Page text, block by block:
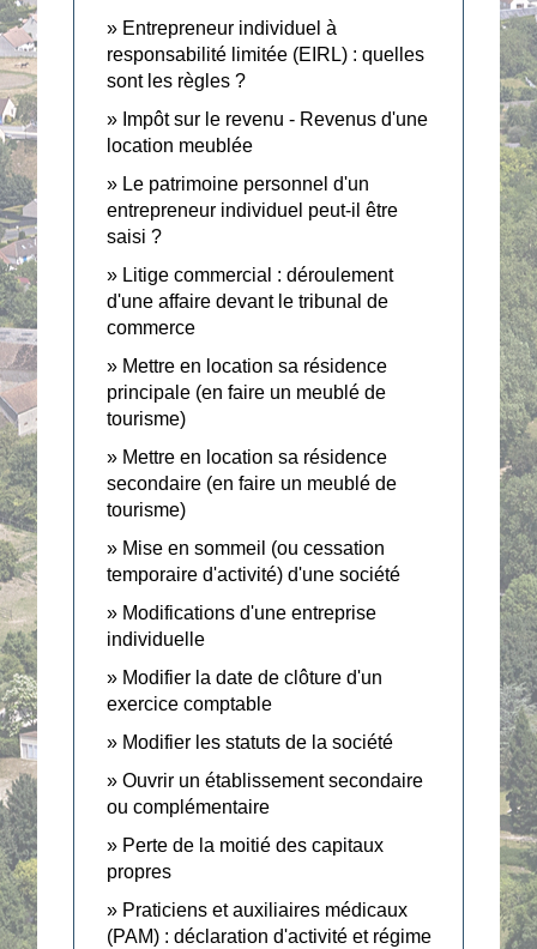
Entrepreneur individuel à
responsabilité limitée (EIRL) : quelles
sont les règles ?
Impôt sur le revenu - Revenus d'une
location meublée
Le patrimoine personnel d'un
entrepreneur individuel peut-il être
saisi ?
Litige commercial : déroulement
d'une affaire devant le tribunal de
commerce
Mettre en location sa résidence
principale (en faire un meublé de
tourisme)
Mettre en location sa résidence
secondaire (en faire un meublé de
tourisme)
Mise en sommeil (ou cessation
temporaire d'activité) d'une société
Modifications d'une entreprise
individuelle
Modifier la date de clôture d'un
exercice comptable
Modifier les statuts de la société
Ouvrir un établissement secondaire
ou complémentaire
Perte de la moitié des capitaux
propres
Praticiens et auxiliaires médicaux
(PAM) : déclaration d'activité et régime